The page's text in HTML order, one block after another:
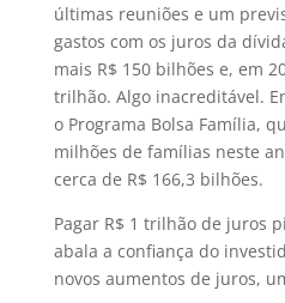
últimas reuniões e um
gastos com os juros da
mais R$ 150 bilhões e, em
trilhão. Algo inacreditável.
o Programa Bolsa Família,
milhões de famílias neste
cerca de R$ 166,3 bilhões.
Pagar R$ 1 trilhão de juros
abala a confiança do
novos aumentos de juros,